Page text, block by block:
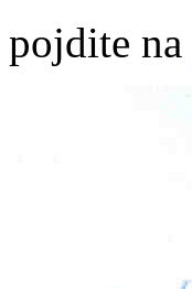
pojdite na